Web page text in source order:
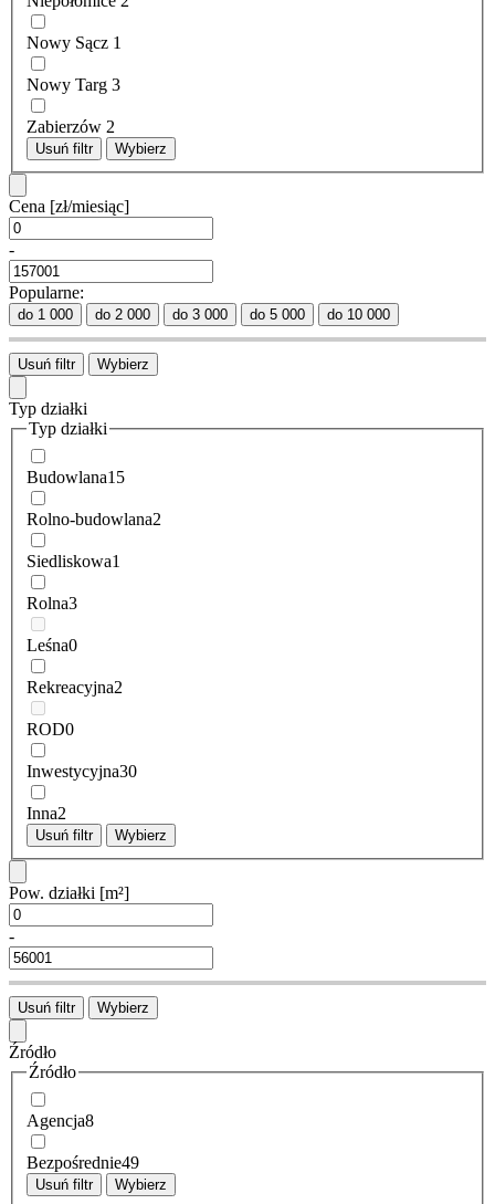
Nowy Sącz 1
Nowy Targ 3
Zabierzów 2
Usuń filtr Wybierz
Cena [zł/miesiąc]
-
Popularne:
do 1 000 do 2 000 do 3 000 do 5 000 do 10 000
Usuń filtr Wybierz
Typ działki
Typ działki
Budowlana15
Rolno-budowlana2
Siedliskowa1
Rolna3
Leśna0
Rekreacyjna2
ROD0
Inwestycyjna30
Inna2
Usuń filtr Wybierz
Pow. działki [m²]
-
Usuń filtr Wybierz
Źródło
Źródło
Agencja8
Bezpośrednie49
Usuń filtr Wybierz